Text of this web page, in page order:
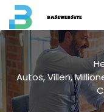
Autos, Villen,